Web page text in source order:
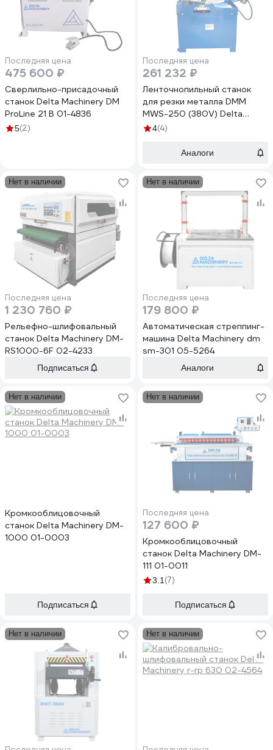
Последняя цена
475 600 ₽
Сверлильно-присадочный
станок Delta Machinery DM
ProLine 21 В 01-4836
5(2)
Последняя цена
261 232 ₽
Ленточнопильный станок
для резки металла DMM
MWS-250 (380V) Delta
Machinery 03-7270
4(4)
Аналоги
Нет в наличии
Последняя цена
1 230 760 ₽
Рельефно-шлифовальный
станок Delta Machinery DM-
RS1000-6F 02-4233
Подписаться
Нет в наличии
Последняя цена
179 800 ₽
Автоматическая стреппинг-
машина Delta Machinery dm
sm-301 05-5264
Аналоги
Нет в наличии
Кромкооблицовочный
станок Delta Machinery DM-
1000 01-0003
Подписаться
Нет в наличии
Последняя цена
127 600 ₽
Кромкооблицовочный
станок Delta Machinery DM-
111 01-0011
3.1 (7)
Подписаться
Нет в наличии Нет в наличии